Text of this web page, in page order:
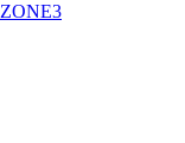
ZONE3